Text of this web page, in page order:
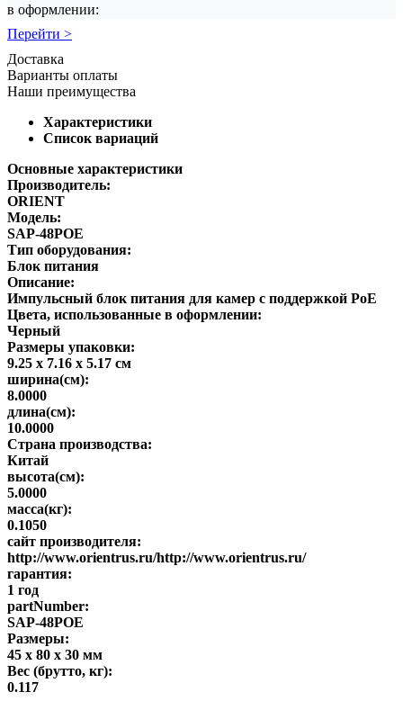
в оформлении:
Перейти >
Доставка
Варианты оплаты
Наши преимущества
Характеристики
Список вариаций
Основные характеристики
Производитель:
ORIENT
Модель:
SAP-48POE
Тип оборудования:
Блок питания
Описание:
Импульсный блок питания для камер с поддержкой PoE
Цвета, использованные в оформлении:
Черный
Размеры упаковки:
9.25 x 7.16 x 5.17 см
ширина(см):
8.0000
длина(см):
10.0000
Страна производства:
Китай
высота(см):
5.0000
масса(кг):
0.1050
сайт производителя:
http://www.orientrus.ru/http://www.orientrus.ru/
гарантия:
1 год
partNumber:
SAP-48POE
Размеры:
45 x 80 x 30 мм
Вес (брутто, кг):
0.117